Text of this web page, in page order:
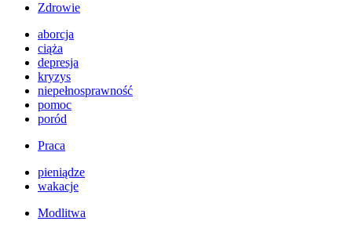
Zdrowie
aborcja
ciąża
depresja
kryzys
niepełnosprawność
pomoc
poród
Praca
pieniądze
wakacje
Modlitwa